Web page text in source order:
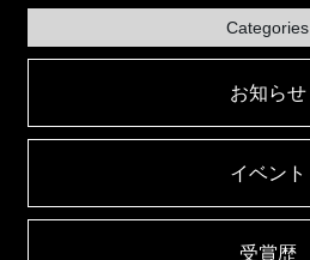
Categories
お知らせ
イベント
受賞歴